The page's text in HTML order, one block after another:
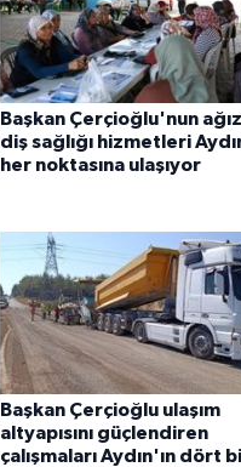
Başkan Çerçioğlu'nun
diş sağlığı hizmetleri
her noktasına ulaşıyor
Başkan Çerçioğlu ulaşım
altyapısını güçlendiren
çalışmaları Aydın'ın dört